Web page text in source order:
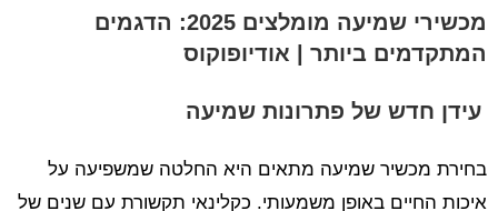
מכשירי שמיעה מומלצים 2025: הדגמים
המתקדמים ביותר | אודיופוקוס
עידן חדש של פתרונות שמיעה
בחירת מכשיר שמיעה מתאים היא החלטה שמשפיעה על
איכות החיים באופן משמעותי. כקלינאי תקשורת עם שנים של